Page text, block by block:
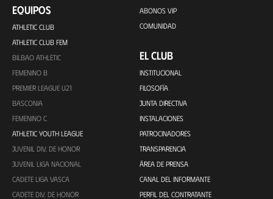
EQUIPOS
ATHLETIC CLUB
ATHLETIC CLUB FEM
BILBAO ATHLETIC
FEMENINO B
PREMIER LEAGUE U21
BASCONIA
FEMENINO C
ATHLETIC YOUTH LEAGUE
JUVENIL DIV. DE HONOR
JUVENIL LIGA NACIONAL
CADETE LIGA VASCA
CADETE DIV. DE HONOR
ABONOS VIP
COMUNIDAD
EL CLUB
INSTITUCIONAL
FILOSOFÍA
JUNTA DIRECTIVA
INSTALACIONES
PATROCINADORES
TRANSPARENCIA
ÁREA DE PRENSA
CANAL DEL INFORMANTE
PERFIL DEL CONTRATANTE